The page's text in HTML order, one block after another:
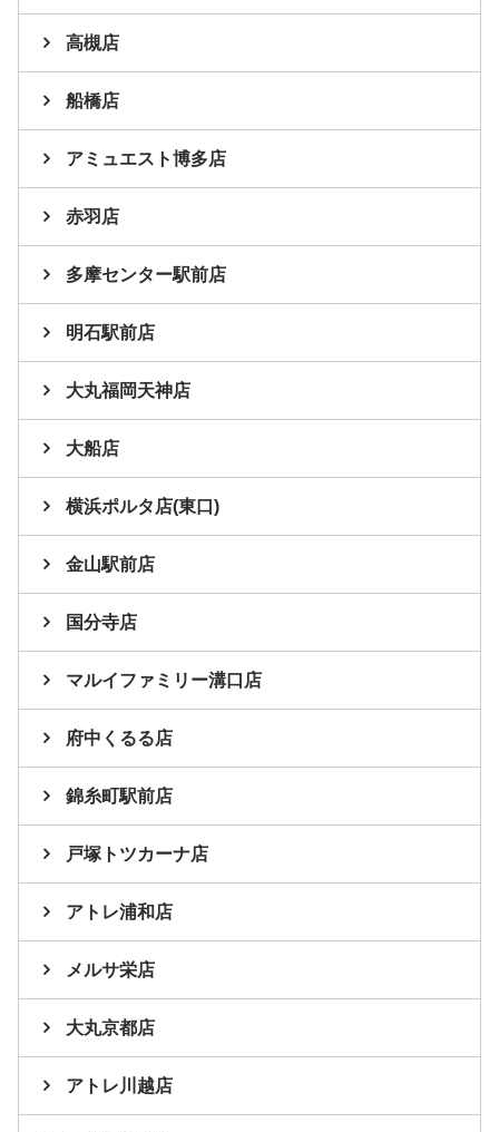
高槻店
船橋店
アミュエスト博多店
赤羽店
多摩センター駅前店
明石駅前店
大丸福岡天神店
大船店
横浜ポルタ店(東口)
金山駅前店
国分寺店
マルイファミリー溝口店
府中くるる店
錦糸町駅前店
戸塚トツカーナ店
アトレ浦和店
メルサ栄店
大丸京都店
アトレ川越店